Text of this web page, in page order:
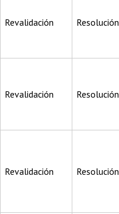
Revalidación Resolución
Revalidación Resolución
Revalidación Resolución